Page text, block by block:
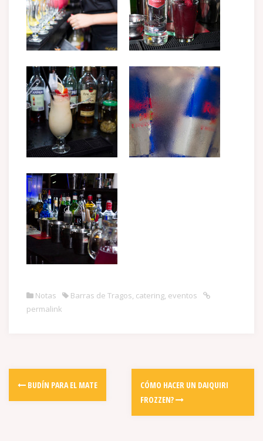
Notas Barras de Tragos, catering, eventos
permalink
Post
navigation
BUDÍN PARA EL MATE
CÓMO HACER UN DAIQUIRI
FROZZEN?